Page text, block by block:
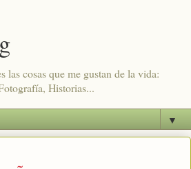
las cosas que me gustan de la vida:
Historias...
▼